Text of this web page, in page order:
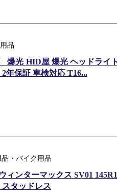
品
爆光 HID屋 爆光 ヘッドライ
年保証 車検対応 T16...
・バイク用品
ィンターマックス SV01
タッドレス